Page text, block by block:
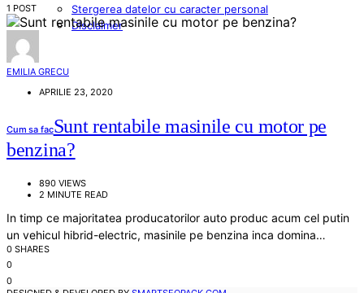
Stergerea datelor cu caracter personal
Disclaimer
1 POST
EMILIA GRECU
APRILIE 23, 2020
Cum sa facSunt rentabile masinile cu motor pe
benzina?
890 VIEWS
2 MINUTE READ
In timp ce majoritatea producatorilor auto produc acum cel putin
un vehicul hibrid-electric, masinile pe benzina inca domina…
0 SHARES
0
0